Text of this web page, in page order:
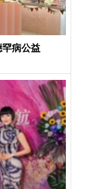
病公益